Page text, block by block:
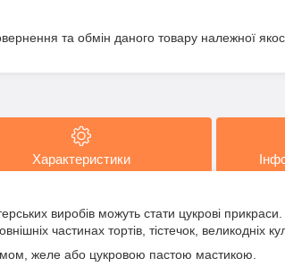
та обмін даного товару належної
Характеристики
виробів можуть стати цукрові
частинах тортів, тістечок, великодніх
желе або цукровою пастою мастикою.